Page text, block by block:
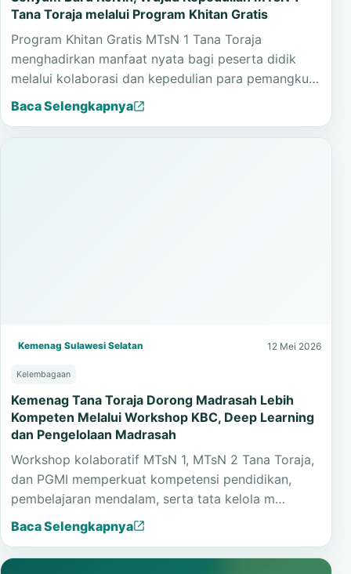
Tana Toraja melalui Program Khitan Gratis
Program Khitan Gratis MTsN 1 Tana Toraja
menghadirkan manfaat nyata bagi peserta didik
melalui kolaborasi dan kepedulian para pemangku…
Baca Selengkapnya
Kemenag Sulawesi Selatan 12 Mei 2026
Kelembagaan
Kemenag Tana Toraja Dorong Madrasah Lebih
Kompeten Melalui Workshop KBC, Deep Learning
dan Pengelolaan Madrasah
Workshop kolaboratif MTsN 1, MTsN 2 Tana Toraja,
dan PGMI memperkuat kompetensi pendidikan,
pembelajaran mendalam, serta tata kelola m…
Baca Selengkapnya